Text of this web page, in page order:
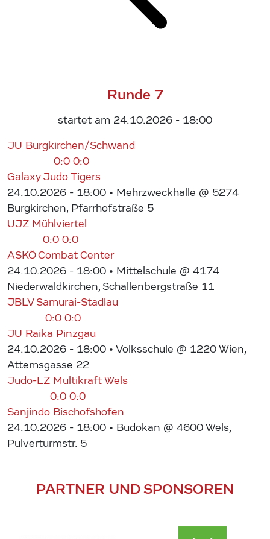
Runde 7
startet am 24.10.2026 - 18:00
JU Burgkirchen/Schwand
0:0 0:0
Galaxy Judo Tigers
24.10.2026 - 18:00 • Mehrzweckhalle @ 5274
Burgkirchen, Pfarrhofstraße 5
UJZ Mühlviertel
0:0 0:0
ASKÖ Combat Center
24.10.2026 - 18:00 • Mittelschule @ 4174
Niederwaldkirchen, Schallenbergstraße 11
JBLV Samurai-Stadlau
0:0 0:0
JU Raika Pinzgau
24.10.2026 - 18:00 • Volksschule @ 1220 Wien,
Attemsgasse 22
Judo-LZ Multikraft Wels
0:0 0:0
Sanjindo Bischofshofen
24.10.2026 - 18:00 • Budokan @ 4600 Wels,
Pulverturmstr. 5
PARTNER UND SPONSOREN